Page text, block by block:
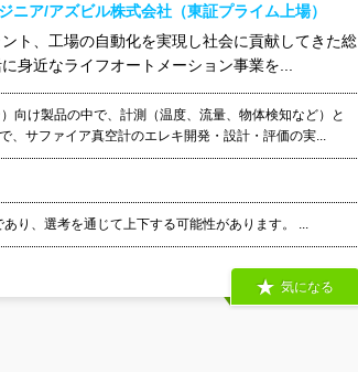
ア/アズビル株式会社（東証プライム上場）
ト、工場の自動化を実現し社会に貢献してきた総
身近なライフオートメーション事業を...
向け製品の中で、計測（温度、流量、物体検知など）と
サファイア真空計のエレキ開発・設計・評価の実...
り、選考を通じて上下する可能性があります。 ...
気になる